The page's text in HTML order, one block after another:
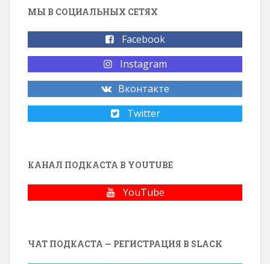
МЫ В СОЦИАЛЬНЫХ СЕТЯХ
Facebook
Instagram
Вконтакте
Twitter
КАНАЛ ПОДКАСТА В YOUTUBE
YouTube
ЧАТ ПОДКАСТА — РЕГИСТРАЦИЯ В SLACK